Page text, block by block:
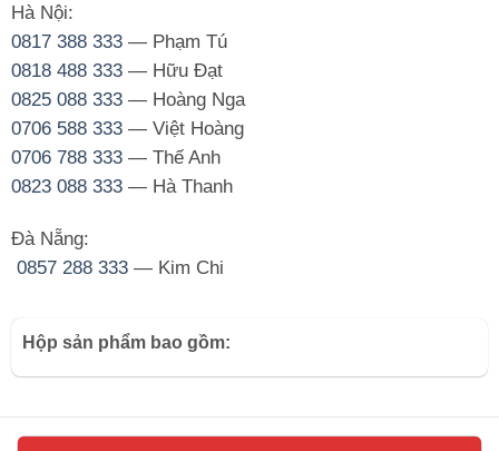
Hà Nội:
0817 388 333— Phạm Tú
0818 488 333— Hữu Đạt
0825 088 333— Hoàng Nga
0706 588 333— Việt Hoàng
0706 788 333— Thế Anh
0823 088 333— Hà Thanh
Đà Nẵng:
0857 288 333— Kim Chi
Hộp sản phẩm bao gồm: